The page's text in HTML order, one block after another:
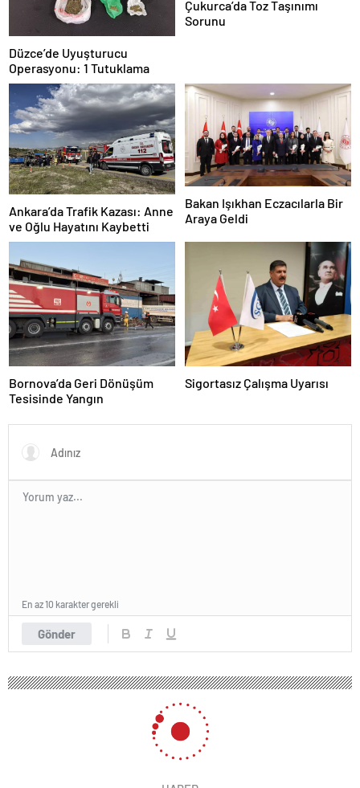
Düzce’de Uyuşturucu
Operasyonu: 1 Tutuklama
Çukurca’da Toz Taşınımı
Sorunu
Ankara’da Trafik Kazası: Anne
ve Oğlu Hayatını Kaybetti
Bakan Işıkhan Eczacılarla Bir
Araya Geldi
Bornova’da Geri Dönüşüm
Tesisinde Yangın
Sigortasız Çalışma Uyarısı
Gönder
En az 10 karakter gerekli